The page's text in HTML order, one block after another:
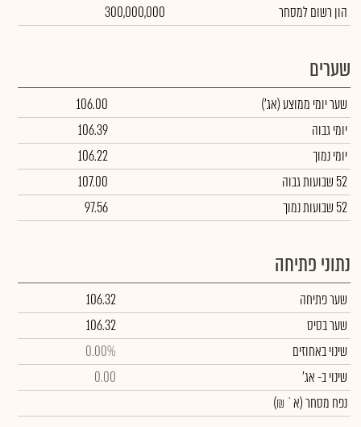
הון רשום למסחר
300,000,000
שערים
שער יומי ממוצע(אג')
106.00
יומי גבוה
106.39
יומי נמוך
106.22
52 שבועות גבוה
107.00
52 שבועות נמוך
97.56
נתוני פתיחה
שער פתיחה
106.32
שער בסיס
106.32
שינוי באחוזים
0.00%
שינויב- אג'
0.00
נפח מסחר(א` ₪)